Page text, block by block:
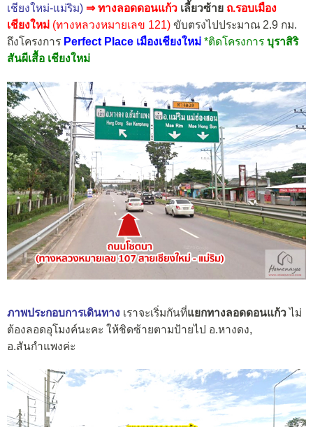
เชียงใหม่-แม่ริม) ⇒ ทางลอดดอนแก้ว เลี้ยวซ้าย ถ.รอบเมือง
เชียงใหม่ (ทางหลวงหมายเลข 121) ขับตรงไปประมาณ 2.9 กม.
ถึงโครงการ Perfect Place เมืองเชียงใหม่ *ติดโครงการ บุราสิริ
สันผีเสื้อ เชียงใหม่
ภาพประกอบการเดินทาง เราจะเริ่มกันที่แยกทางลอดดอนแก้วไม่
ต้องลอดอุโมงค์นะคะ ให้ชิดซ้ายตามป้ายไป อ.หางดง,
อ.สันกำแพงค่ะ